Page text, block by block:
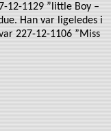
12-1129 ”little Boy –
Han var ligeledes i
227-12-1106 ”Miss